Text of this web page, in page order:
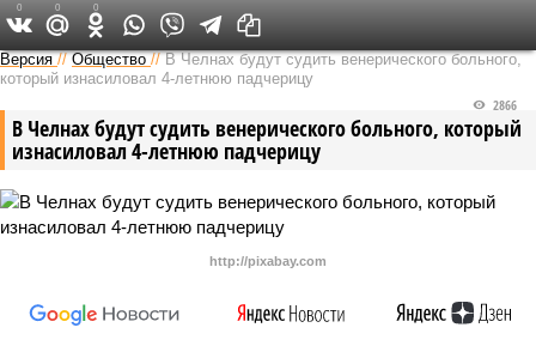
Версия в Татарстане
Версия //Общество //В Челнах будут судить венерического больного,
который изнасиловал 4-летнюю падчерицу
В Челнах будут судить венерического больного, который
изнасиловал 4-летнюю падчерицу
2866
http://pixabay.com
0 0 0